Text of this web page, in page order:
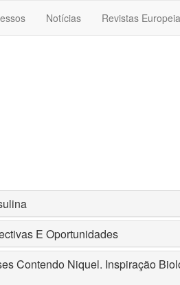
Notícias Revistas
E Oportunidades
Contendo Niquel. Inspiração